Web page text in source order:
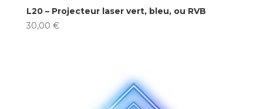
L20 – Projecteur laser vert, bleu, ou RVB
30,00 €